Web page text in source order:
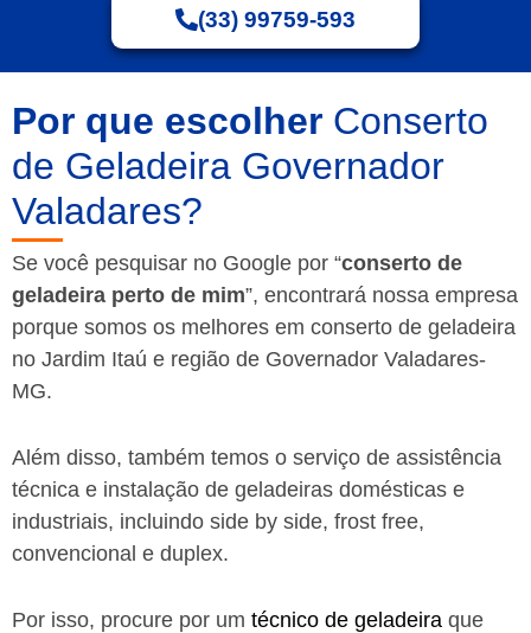
(33) 99759-593
Por que escolher Conserto
de Geladeira Governador
Valadares?
Se você pesquisar no Google por “conserto de
geladeira perto de mim”, encontrará nossa empresa
porque somos os melhores em conserto de geladeira
no Jardim Itaú e região de Governador Valadares-
MG.
Além disso, também temos o serviço de assistência
técnica e instalação de geladeiras domésticas e
industriais, incluindo side by side, frost free,
convencional e duplex.
Por isso, procure por um técnico de geladeira que